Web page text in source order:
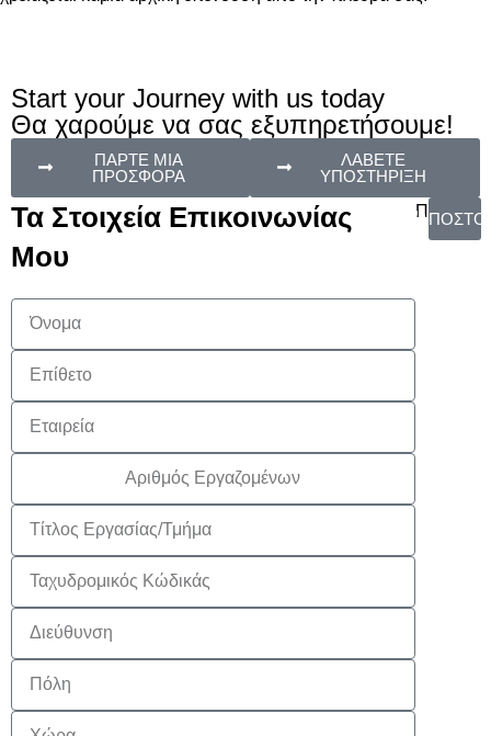
Start your Journey with us today
Θα χαρούμε να σας εξυπηρετήσουμε!
ΠΑΡΤΕ ΜΙΑ
ΠΡΟΣΦΟΡΑ
ΛΑΒΕΤΕ
ΥΠΟΣΤΗΡΙΞΗ
Τα Στοιχεία Επικοινωνίας
Μου
Πίσω